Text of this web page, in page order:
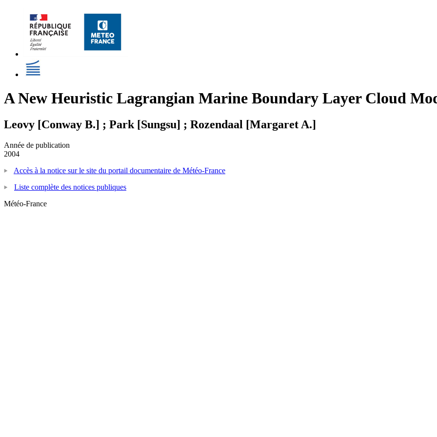
A New Heuristic Lagrangian Marine Boundary Layer Cloud
Leovy [Conway B.] ; Park [Sungsu] ; Rozendaal [Margaret A.]
Année de publication
2004
Accès à la notice sur le site du portail documentaire de Météo-France
Liste complète des notices publiques
Météo-France